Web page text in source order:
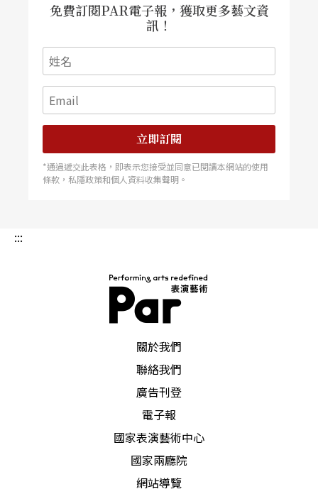
免費訂閱PAR電子報，獲取更多藝文資
訊！
立即訂閱
*通過遞交此表格，即表示您接受並同意已閱讀本網站的使用
條款，私隱政策和個人資料收集聲明。
:::
關於我們
聯絡我們
廣告刊登
電子報
國家表演藝術中心
國家兩廳院
網站導覽